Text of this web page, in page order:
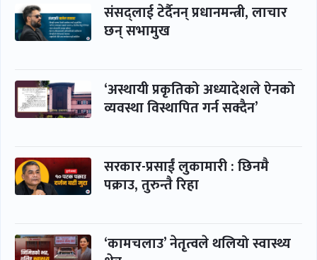
संसद्लाई टेर्दैनन् प्रधानमन्त्री, लाचार
छन् सभामुख
‘अस्थायी प्रकृतिको अध्यादेशले ऐनको
व्यवस्था विस्थापित गर्न सक्दैन’
सरकार-प्रसाईं लुकामारी : छिनमै
पक्राउ, तुरुन्तै रिहा
‘कामचलाउ’ नेतृत्वले थलियो स्वास्थ्य